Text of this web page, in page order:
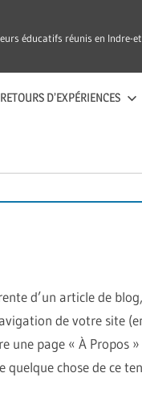
éducatifs réunis en Indre-
RETOURS D’EXPÉRIENCES
d’un article de
de votre site
une page « À Propos
quelque chose de ce